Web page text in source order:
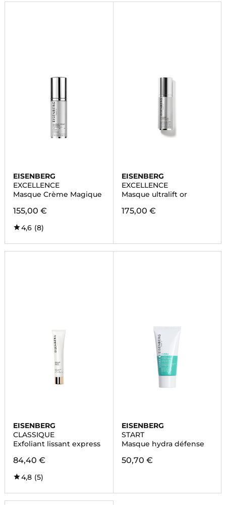
EISENBERG
EXCELLENCE
Masque Crème Magique
155,00 €
4,6 (8)
EISENBERG
EXCELLENCE
Masque ultralift or
175,00 €
EISENBERG
CLASSIQUE
Exfoliant lissant express
84,40 €
4,8 (5)
EISENBERG
START
Masque hydra défense
50,70 €